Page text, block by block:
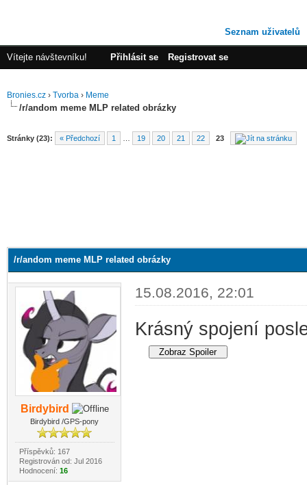
Seznam uživatelů
Vítejte návštevníku! Přihlásit se Registrovat se
Bronies.cz › Tvorba › Meme
/r/andom meme MLP related obrázky
Stránky (23): « Předchozí 1 19 20 21 22 23
/r/andom meme MLP related obrázky
Birdybird
Birdybird /GPS-pony
Příspěvků: 167
Registrován od: Jul 2016
Hodnocení: 16
15.08.2016, 22:01
Krásný spojení